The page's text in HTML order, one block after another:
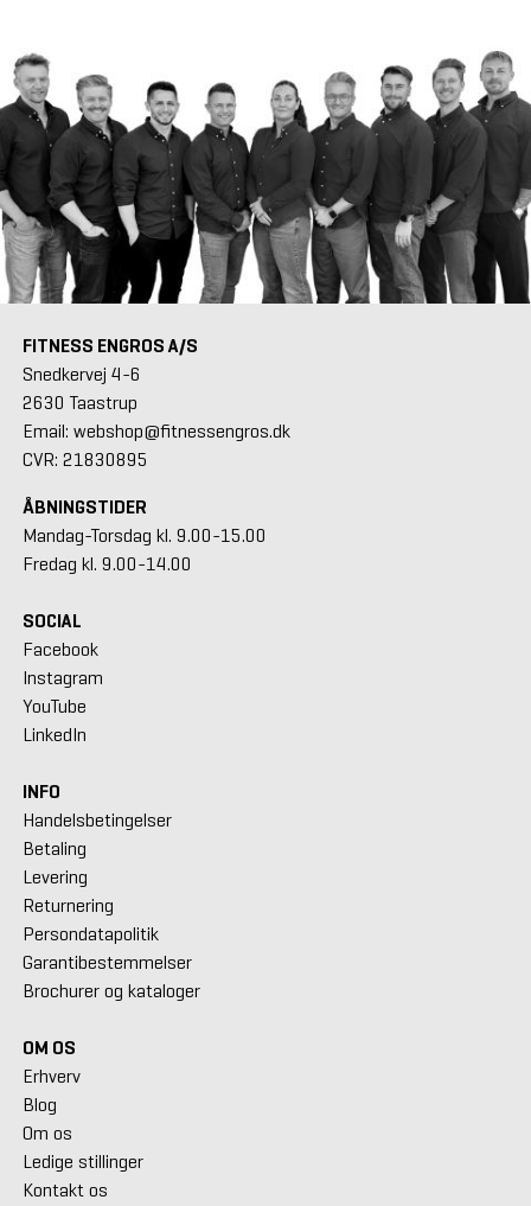
FITNESS ENGROS A/S
Snedkervej 4-6
2630 Taastrup
Email: webshop@fitnessengros.dk
CVR: 21830895
ÅBNINGSTIDER
Mandag-Torsdag kl. 9.00-15.00
Fredag kl. 9.00-14.00
SOCIAL
Facebook
Instagram
YouTube
LinkedIn
INFO
Handelsbetingelser
Betaling
Levering
Returnering
Persondatapolitik
Garantibestemmelser
Brochurer og kataloger
OM OS
Erhverv
Blog
Om os
Ledige stillinger
Kontakt os